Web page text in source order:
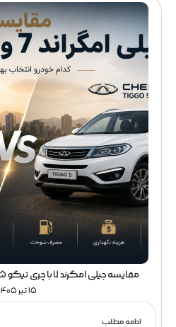
مقایسه جیلی امگرند 7 با چری تیگو 5 | امگرند 7 بخریم یا تیگو 5؟
15 تیر 1405
ادامه مطلب